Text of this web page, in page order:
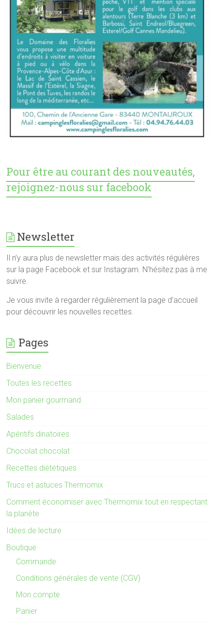
Pour être au courant des nouveautés,
rejoignez-nous sur facebook
Newsletter
Il n’y aura plus de newsletter mais des activités régulières
sur la page Facebook et sur Instagram. N’hésitez pas à me
suivre.
Je vous invite à regarder régulièrement la page d’accueil
pour découvrir les nouvelles recettes.
Pages
Bienvenue
Toutes les recettes
Mon panier gourmand
Salades
Apéritifs dinatoires
Chocolat chocolat
Recettes diététiques
Trucs et astuces Thermomix
Comment économiser avec Thermomix tout en respectant
la planète
Idées de lecture
Boutique
Commande
Conditions générales de vente (CGV)
Mon compte
Panier